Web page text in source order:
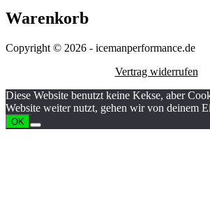
Warenkorb
Copyright © 2026 - icemanperformance.de
Vertrag widerrufen
Diese Website benutzt keine Kekse, aber
Website weiter nutzt, gehen wir von deinem
OK